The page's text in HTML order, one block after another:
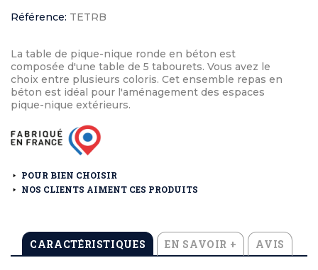
Référence: TETRB
La table de pique-nique ronde en béton est
composée d'une table de 5 tabourets. Vous avez le
choix entre plusieurs coloris. Cet ensemble repas en
béton est idéal pour l'aménagement des espaces
pique-nique extérieurs.
POUR BIEN CHOISIR
NOS CLIENTS AIMENT CES PRODUITS
CARACTÉRISTIQUES EN SAVOIR + AVIS